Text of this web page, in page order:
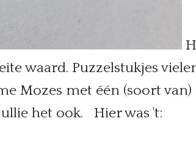
waard. Puzzelstukjes
Mozes met één (soort
het ook. Hier was 't: